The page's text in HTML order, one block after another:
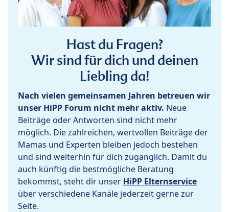
Hast du Fragen?
Wir sind für dich und deinen
Liebling da!
Nach vielen gemeinsamen Jahren betreuen wir
unser HiPP Forum nicht mehr aktiv. Neue
Beiträge oder Antworten sind nicht mehr
möglich. Die zahlreichen, wertvollen Beiträge der
Mamas und Experten bleiben jedoch bestehen
und sind weiterhin für dich zugänglich. Damit du
auch künftig die bestmögliche Beratung
bekommst, steht dir unser HiPP Elternservice
über verschiedene Kanäle jederzeit gerne zur
Seite.